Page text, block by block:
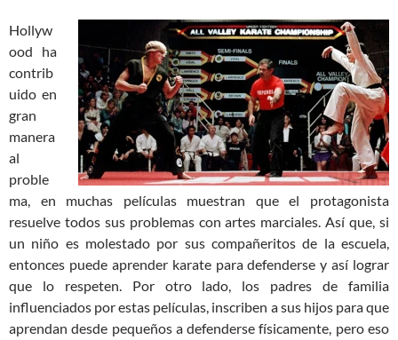
Hollyw
ood ha
contrib
uido en
gran
manera
al
proble
ma, en muchas películas muestran que el protagonista
resuelve todos sus problemas con artes marciales. Así que, si
un niño es molestado por sus compañeritos de la escuela,
entonces puede aprender karate para defenderse y así lograr
que lo respeten. Por otro lado, los padres de familia
influenciados por estas películas, inscriben a sus hijos para que
aprendan desde pequeños a defenderse físicamente, pero eso